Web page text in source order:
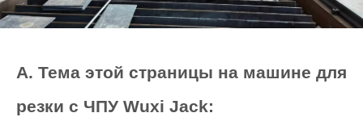
A. Тема этой страницы на машине для
резки с ЧПУ Wuxi Jack: